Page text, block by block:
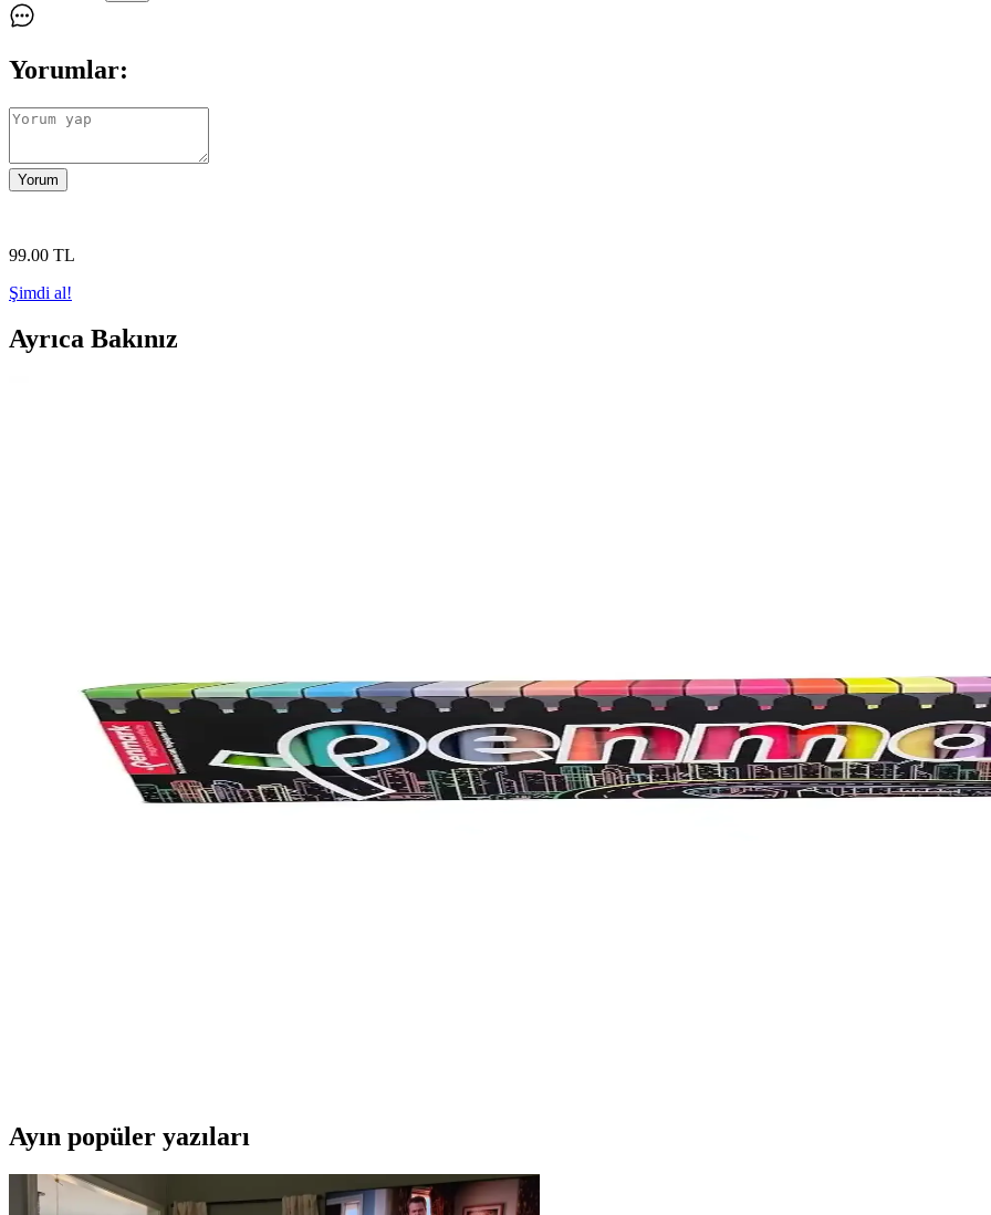
Yorumlar:
Yorum
99.00 TL
Şimdi al!
Ayrıca Bakınız
Faber Castell ve Genel Markalar Boya Kalemleri Karşılaştırması ve En İyi Seçenekler
Faber Castell'in 12 renkli boya kalemleri ile genel markaların 24'lü kuru boya setini karşılaştırıyoruz, kullanım özellikleri ve kullanıcı
Pensan My-ıq Mekanik Uçlu 0.7 mm Bordo Kalem: Dayanıklı ve Ergonomik Yazım Aracı
Ayın popüler yazıları